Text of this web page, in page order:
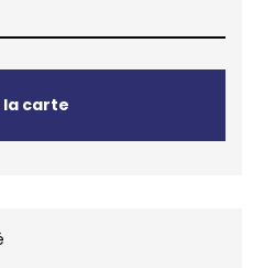
la carte